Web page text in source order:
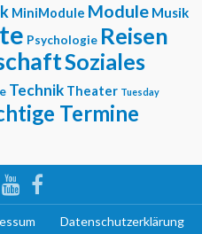
MiniModule Module Musik
Psychologie Reisen
Soziales
Technik Theater Tuesday
Termine
Datenschutzerklärung